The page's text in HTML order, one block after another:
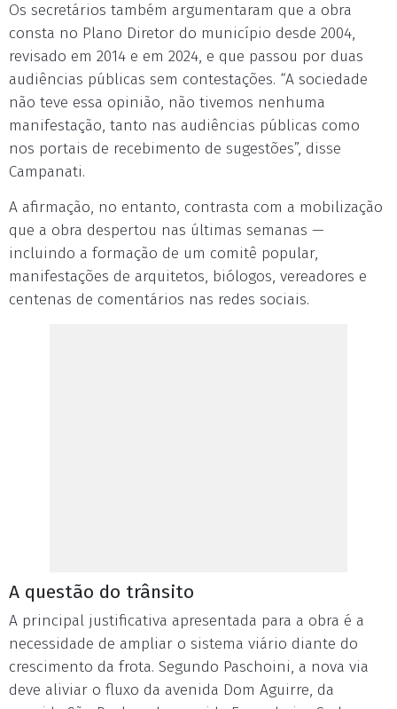
Os secretários também argumentaram que a obra
consta no Plano Diretor do município desde 2004,
revisado em 2014 e em 2024, e que passou por duas
audiências públicas sem contestações. “A sociedade
não teve essa opinião, não tivemos nenhuma
manifestação, tanto nas audiências públicas como
nos portais de recebimento de sugestões”, disse
Campanati.
A afirmação, no entanto, contrasta com a mobilização
que a obra despertou nas últimas semanas —
incluindo a formação de um comitê popular,
manifestações de arquitetos, biólogos, vereadores e
centenas de comentários nas redes sociais.
A questão do trânsito
A principal justificativa apresentada para a obra é a
necessidade de ampliar o sistema viário diante do
crescimento da frota. Segundo Paschoini, a nova via
deve aliviar o fluxo da avenida Dom Aguirre, da